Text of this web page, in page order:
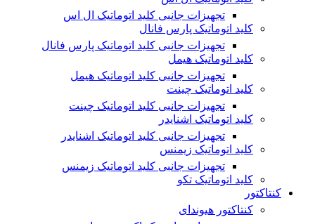
تجهیزات جانبی کلید اتوماتیک ال اس
کلید اتوماتیک پارس فانال
تجهیزات جانبی کلید اتوماتیک پارس فانال
کلید اتوماتیک هیمل
تجهیزات جانبی کلید اتوماتیک هیمل
کلید اتوماتیک چینت
تجهیزات جانبی کلید اتوماتیک چینت
کلید اتوماتیک اشنایدر
تجهیزات جانبی کلید اتوماتیک اشنایدر
کلید اتوماتیک زیمنس
تجهیزات جانبی کلید اتوماتیک زیمنس
کلید اتوماتیک تکو
کنتاکتور
کنتاکتور هیوندای